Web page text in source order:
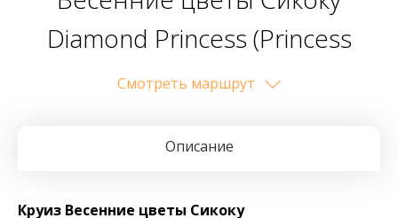
Diamond Princess (Princess
Cruises)
Cмотреть маршрут
Описание
Круиз Весенние цветы Сикоку